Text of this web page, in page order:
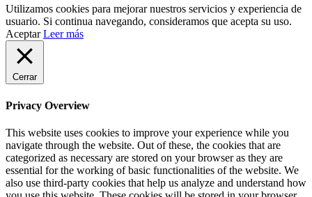
Utilizamos cookies para mejorar nuestros servicios y experiencia de
usuario. Si continua navegando, consideramos que acepta su uso.
Aceptar Leer más
Cerrar
Privacy Overview
This website uses cookies to improve your experience while you
navigate through the website. Out of these, the cookies that are
categorized as necessary are stored on your browser as they are
essential for the working of basic functionalities of the website. We
also use third-party cookies that help us analyze and understand how